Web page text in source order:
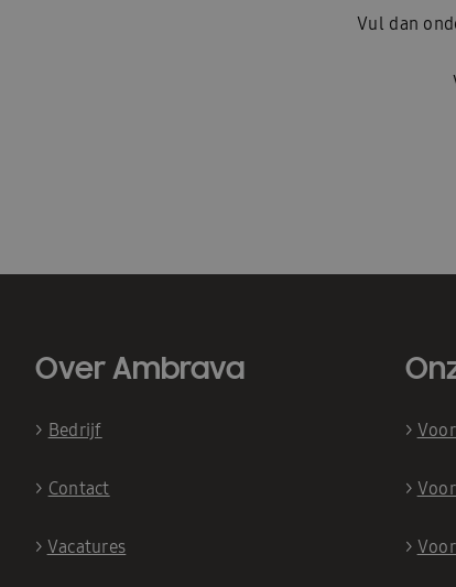
Vul dan
Over Ambrava
> Bedrijf
> Contact
> Vacatures
>
>
>